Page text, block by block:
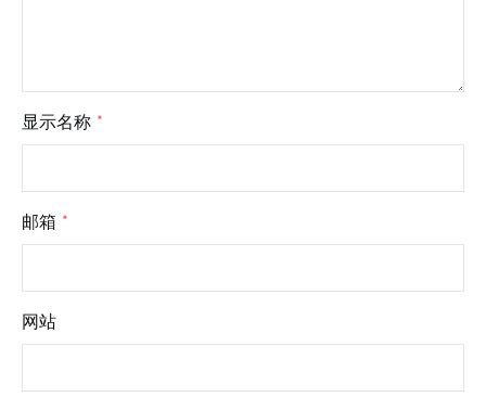
显示名称 *
邮箱 *
网站